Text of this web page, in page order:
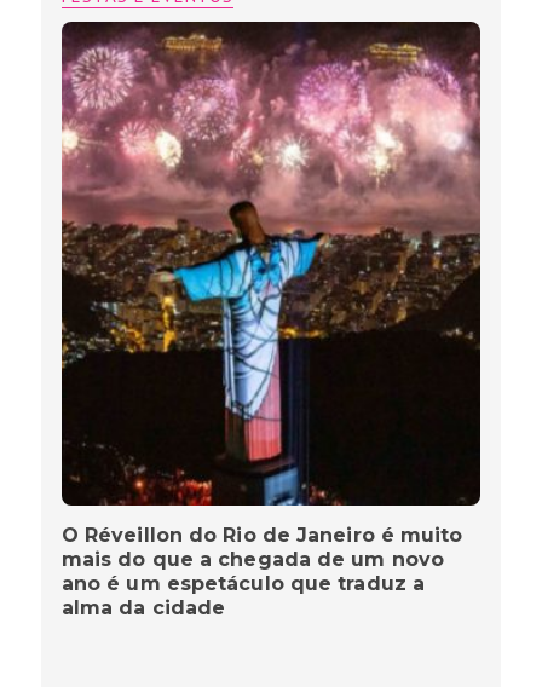
O Réveillon do Rio de Janeiro é muito
mais do que a chegada de um novo
ano é um espetáculo que traduz a
alma da cidade